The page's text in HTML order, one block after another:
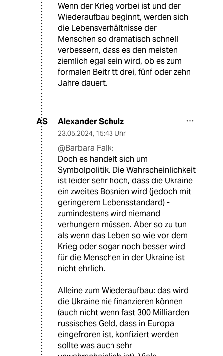
Wenn der Krieg vorbei ist und der
Wiederaufbau beginnt, werden sich
die Lebensverhältnisse der
Menschen so dramatisch schnell
verbessern, dass es den meisten
ziemlich egal sein wird, ob es zum
formalen Beitritt drei, fünf oder zehn
Jahre dauert.
AS Alexander Schulz
23.05.2024, 15:43 Uhr
@Barbara Falk:
Doch es handelt sich um
Symbolpolitik. Die Wahrscheinlichkeit
ist leider sehr hoch, dass die Ukraine
ein zweites Bosnien wird (jedoch mit
geringerem Lebensstandard) -
zumindestens wird niemand
verhungern müssen. Aber so zu tun
als wenn das Leben so wie vor dem
Krieg oder sogar noch besser wird
für die Menschen in der Ukraine ist
nicht ehrlich.
Alleine zum Wiederaufbau: das wird
die Ukraine nie finanzieren können
(auch nicht wenn fast 300 Milliarden
russisches Geld, dass in Europa
eingefroren ist, konfiziert werden
sollte was auch sehr